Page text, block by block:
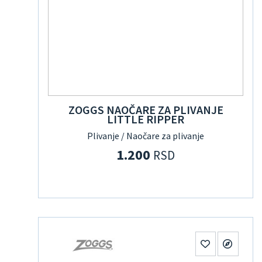
ZOGGS NAOČARE ZA PLIVANJE
LITTLE RIPPER
Plivanje / Naočare za plivanje
1.200 RSD